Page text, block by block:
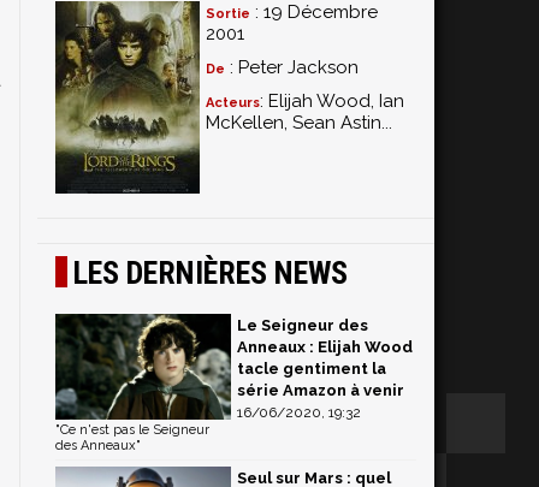
Sortie : 19 Décembre
2001
De : Peter Jackson
Acteurs: Elijah Wood, Ian
McKellen, Sean Astin...
LES DERNIÈRES NEWS
Le Seigneur des
Anneaux : Elijah Wood
tacle gentiment la
série Amazon à venir
16/06/2020, 19:32
"Ce n'est pas le Seigneur
des Anneaux"
Seul sur Mars : quel